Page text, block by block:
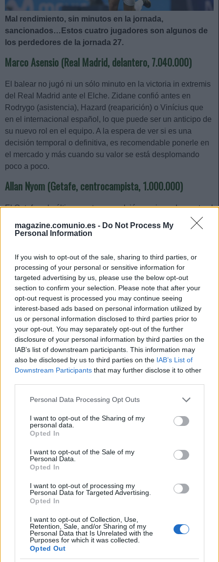
magazine.comunio.es - Do Not Process My
Personal Information
If you wish to opt-out of the sale, sharing to third parties, or
processing of your personal or sensitive information for
targeted advertising by us, please use the below opt-out
section to confirm your selection. Please note that after your
opt-out request is processed you may continue seeing
interest-based ads based on personal information utilized by
us or personal information disclosed to third parties prior to
your opt-out. You may separately opt-out of the further
disclosure of your personal information by third parties on the
IAB’s list of downstream participants. This information may
also be disclosed by us to third parties on the IAB’s List of
Downstream Participants that may further disclose it to other
Please note that this website/app uses one or more Google
not limited to your visit or usage behaviour. You may click to
grant or deny consent to Google and its third-party tags to
use your data for below specified purposes in below Google
consent section.
Personal Data Processing Opt Outs
I want to opt-out of the Sharing of my
personal data.
Opted In
I want to opt-out of the Sale of my
Personal Data.
Opted In
I want to opt-out of processing my
Personal Data for Targeted Advertising.
Opted In
I want to opt-out of Collection, Use,
Retention, Sale, and/or Sharing of my
Personal Data that Is Unrelated with the
Purposes for which it was collected.
Opted Out
Mal rendimiento, sin minutos en la jornada,
sancionados…Estos cuatro jugadores son algunos de
los perdedores de la jornada 27.
Marco Asensio (Real Madrid, delantero, 7.040.000)
El balear no jugó ni un sólo minuto en la victoria in extremis
del Real Madrid ante el Elche. Zidane confió antes en
Rodrygo (asistencia), Hazard (reaparición) o Vinícius que
en el internacional español, lo que puede ser un anticipo de
su nuevo rol en el equipo. A la espera de ver si es una
decisión temporal o definitiva, es recomendable ponerle en
el mercado y más cuando su valor se está desplomando
poco a poco.
Allan Nyom (Getafe, centrocampista, 1.000.000)
El Getafe sale últimamente a expulsión por jornada y ante el
Atlético uno de sus jugadores vio una nueva tarjeta roja, la
quinta en los últimos siete partidos. En esta ocasión, el
Renan Lodi. -4 puntos y baja la próxima jornada. El
camerunés no tiene un valor de mercado alto, pero sus
puntuaciones son muy flojas: 8 puntos en los 7 partidos que
ha jugado en la segunda vuelta. ¡A Computer!
Los jugadores más destacados del Alavés de
Abelardo
4 puntos de 24. La segunda etapa
de Abelardo en el banquillo del
Alavés no está siendo fructífera y
el conjunto vitoriano está en
siendo un problema también en
jugadores más destacados del
El luso volvió a ser suplente por tercera vez en los últimos
fichaje más caro de la historia del Atlético ha hecho 2
puntos en cinco de sus últimas nueve apariciones, bajas
puntuaciones para un jugador de 8,8 millones de precio. Y
encima será baja por sanción en la jornada 28. Si has